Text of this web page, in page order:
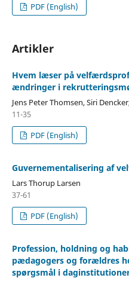
PDF (English)
Artikler
Hvem læser på
ændringer i
Jens Peter Thomsen, Siri
11-35
PDF (English)
Guvernementalisering af
Lars Thorup Larsen
37-61
PDF (English)
Profession, holdning og
pædagogers og forældres
spørgsmål i